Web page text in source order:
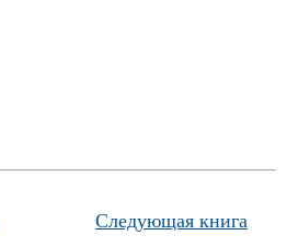
Следующая книга